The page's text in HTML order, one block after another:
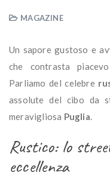
MAGAZINE
Un sapore gustoso e
che contrasta
Parliamo del celebre
assolute del cibo da
meravigliosa Puglia.
Rustico: lo
eccellenza